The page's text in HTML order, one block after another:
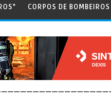
CORPOS DE BOMBEIROS